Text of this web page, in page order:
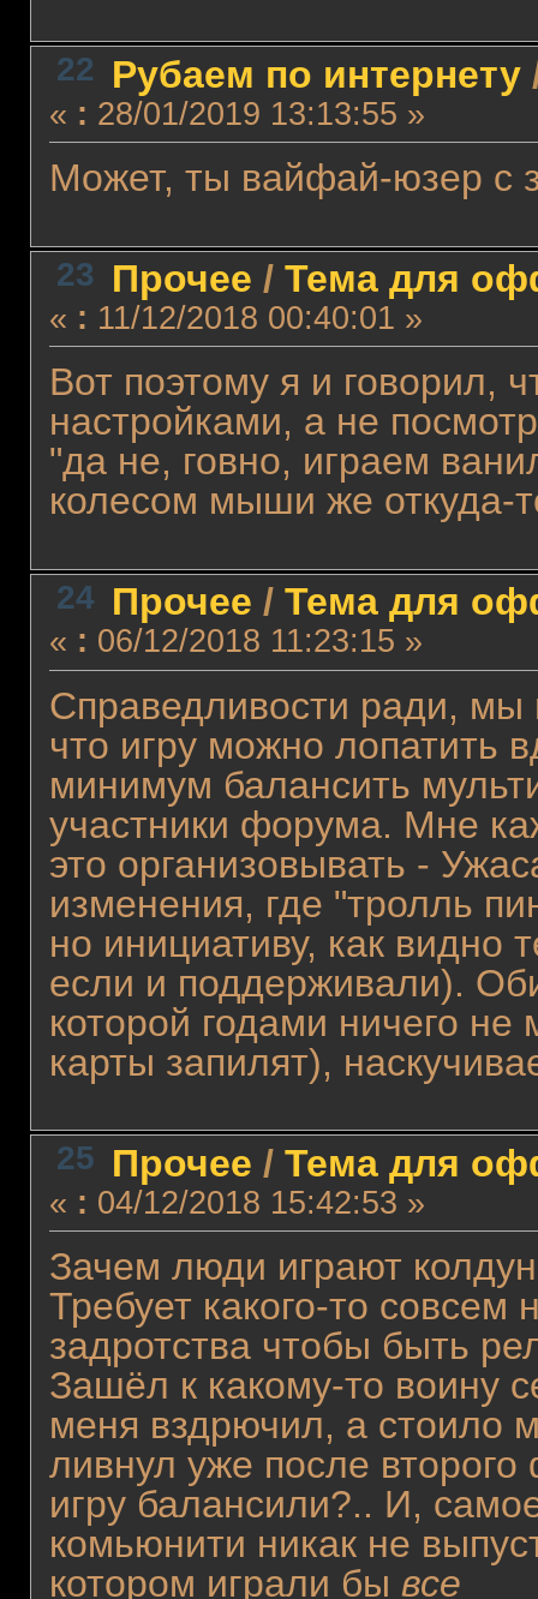
22 Рубаем по интернету
« : 28/01/2019 13:13:55 »
Может, ты вайфай-юзер с
23 Прочее / Тема для
« : 11/12/2018 00:40:01 »
Вот поэтому я и говорил,
настройками, а не
"да не, говно, играем
колесом мыши же откуда-
24 Прочее / Тема для
« : 06/12/2018 11:23:15 »
Справедливости ради, мы
что игру можно лопатить
минимум балансить
участники форума. Мне
это организовывать -
изменения, где "тролль
но инициативу, как видно
если и поддерживали).
которой годами ничего
карты запилят),
25 Прочее / Тема для
« : 04/12/2018 15:42:53 »
Зачем люди играют
Требует какого-то совсем
задротства чтобы быть
Зашёл к какому-то воину
меня вздрючил, а стоило
ливнул уже после
игру балансили?.. И,
комьюнити никак не
котором играли бы все